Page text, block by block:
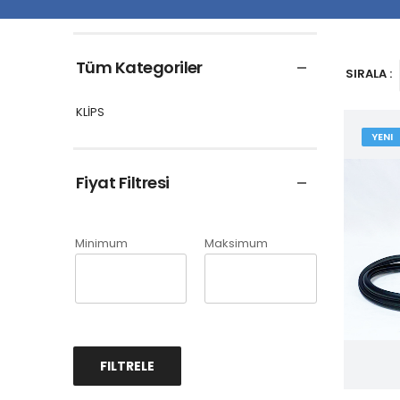
Tüm Kategoriler
KLİPS
Fiyat Filtresi
Minimum Maksimum
FILTRELE
SIRALA :
YENI